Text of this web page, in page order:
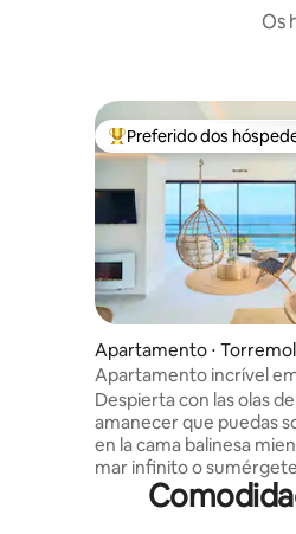
Os
Entre os melhores
Preferido dos
Apartamento ⋅
Apartamento incrível
com jacuzzi
Despierta con las olas
amanecer que puedas
en la cama balinesa
mar infinito o
climatizado mientras te
de cava. El Savanna